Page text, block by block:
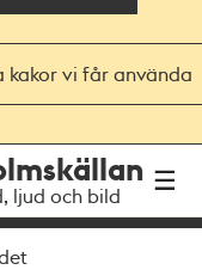
kakor vi får använda
ljud och bild